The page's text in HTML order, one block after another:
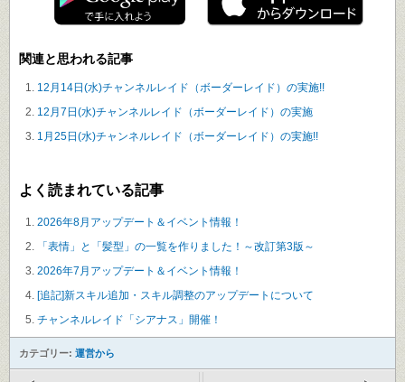
関連と思われる記事
12月14日(水)チャンネルレイド（ボーダーレイド）の実施!!
12月7日(水)チャンネルレイド（ボーダーレイド）の実施
1月25日(水)チャンネルレイド（ボーダーレイド）の実施!!
よく読まれている記事
2026年8月アップデート＆イベント情報！
「表情」と「髪型」の一覧を作りました！～改訂第3版～
2026年7月アップデート＆イベント情報！
[追記]新スキル追加・スキル調整のアップデートについて
チャンネルレイド「シアナス」開催！
カテゴリー: 運営から